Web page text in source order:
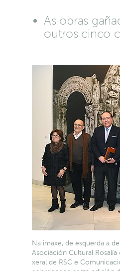
As obras
outros cinco
Na imaxe, de esquerda a
Asociación Cultural
xeral de RSC e